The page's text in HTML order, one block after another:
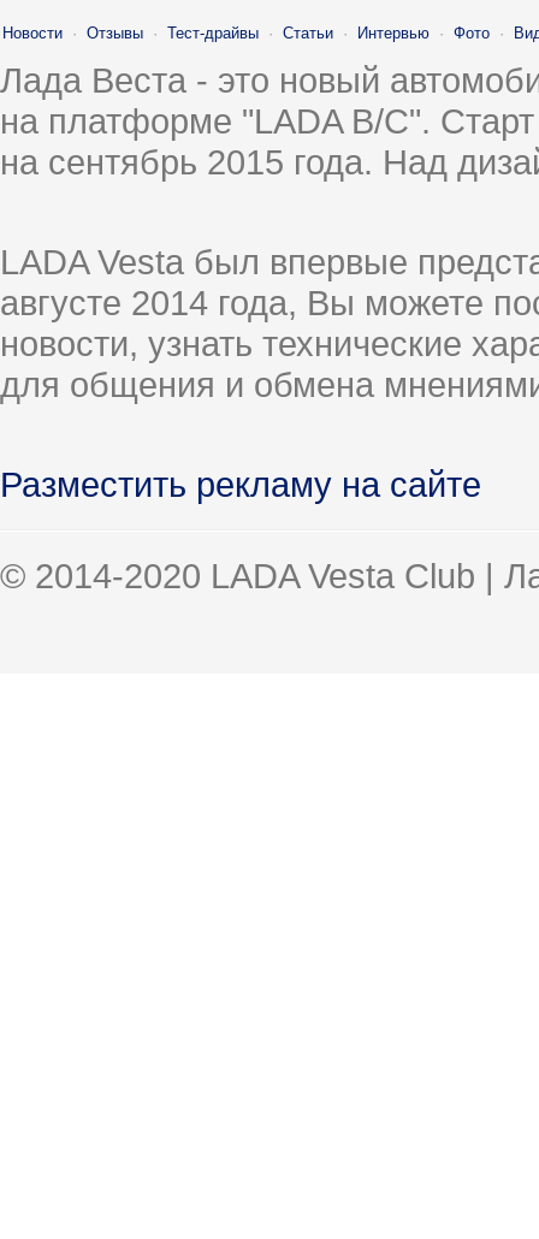
Новости · Отзывы · Тест-драйвы · Статьи · Интервью · Фото ·
Лада Веста - это новый
на платформе "LADA B/C".
на сентябрь 2015 года. Над
LADA Vesta был впервые
августе 2014 года, Вы можете
новости, узнать технические
для общения и обмена
Разместить рекламу на сайте
© 2014-2020 LADA Vesta Club |